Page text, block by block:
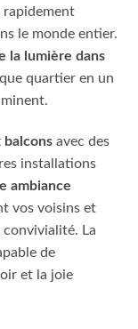
rapidement
le monde entier.
la lumière dans
quartier en un
avec des
installations
ambiance
vos voisins et
convivialité. La
de
et la joie